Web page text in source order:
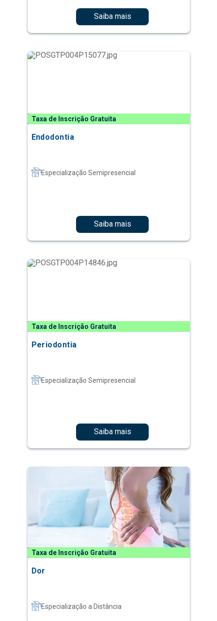
Saiba mais
Taxa de Inscrição Gratuita
Endodontia
Especialização Semipresencial
Saiba mais
Taxa de Inscrição Gratuita
Periodontia
Especialização Semipresencial
Saiba mais
Taxa de Inscrição Gratuita
Dor
Especialização a Distância